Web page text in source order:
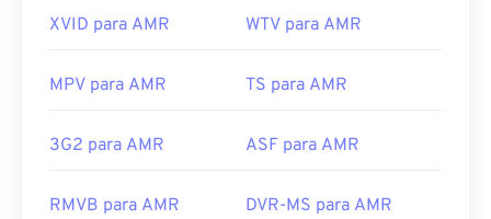
XVID para AMR WTV para AMR
MPV para AMR TS para AMR
3G2 para AMR ASF para AMR
RMVB para AMR DVR-MS para AMR